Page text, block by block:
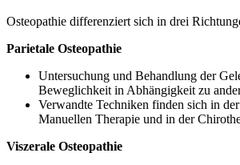
Osteopathie differenziert sich in drei
Parietale Osteopathie
Untersuchung und Behandlung der
Beweglichkeit in Abhängigkeit zu
Verwandte Techniken finden sich in
Manuellen Therapie und in der
Viszerale Osteopathie